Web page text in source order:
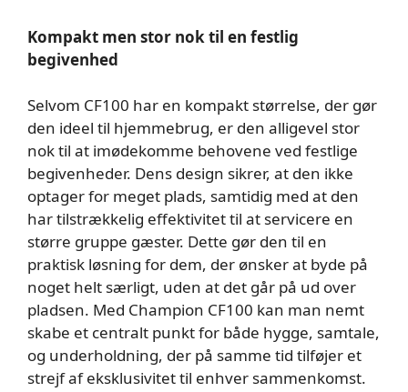
Kompakt men stor nok til en festlig
begivenhed
Selvom CF100 har en kompakt størrelse, der gør
den ideel til hjemmebrug, er den alligevel stor
nok til at imødekomme behovene ved festlige
begivenheder. Dens design sikrer, at den ikke
optager for meget plads, samtidig med at den
har tilstrækkelig effektivitet til at servicere en
større gruppe gæster. Dette gør den til en
praktisk løsning for dem, der ønsker at byde på
noget helt særligt, uden at det går på ud over
pladsen. Med Champion CF100 kan man nemt
skabe et centralt punkt for både hygge, samtale,
og underholdning, der på samme tid tilføjer et
strejf af eksklusivitet til enhver sammenkomst.